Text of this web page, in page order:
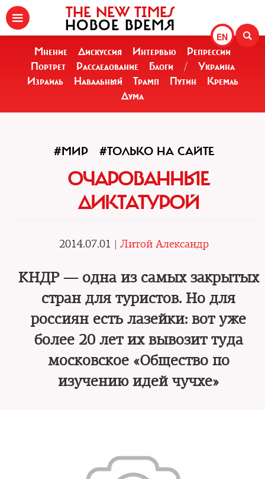
EN
THE NEW TIMES
НОВОЕ ВРЕМЯ
Мнение Дискуссия Интервью
Репрессии
Портрет
Расследование Блоги /
Украина
Израиль
Навальный Трамп Путин
Кремль
Дума
#МИР #ТОЛЬКО НА САЙТЕ
ОЧАРОВАННЫЕ
ДИКТАТУРОЙ
2014.07.01 | Литой Александр
КНДР — одна из самых закрытых
стран для туристов. Но для
россиян есть лазейки: вот уже
более 20 лет их вывозит туда
московское «Общество по
изучению идей чучхе»